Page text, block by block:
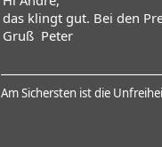
das klingt gut. Bei den
Gruß Peter
Am Sichersten ist die